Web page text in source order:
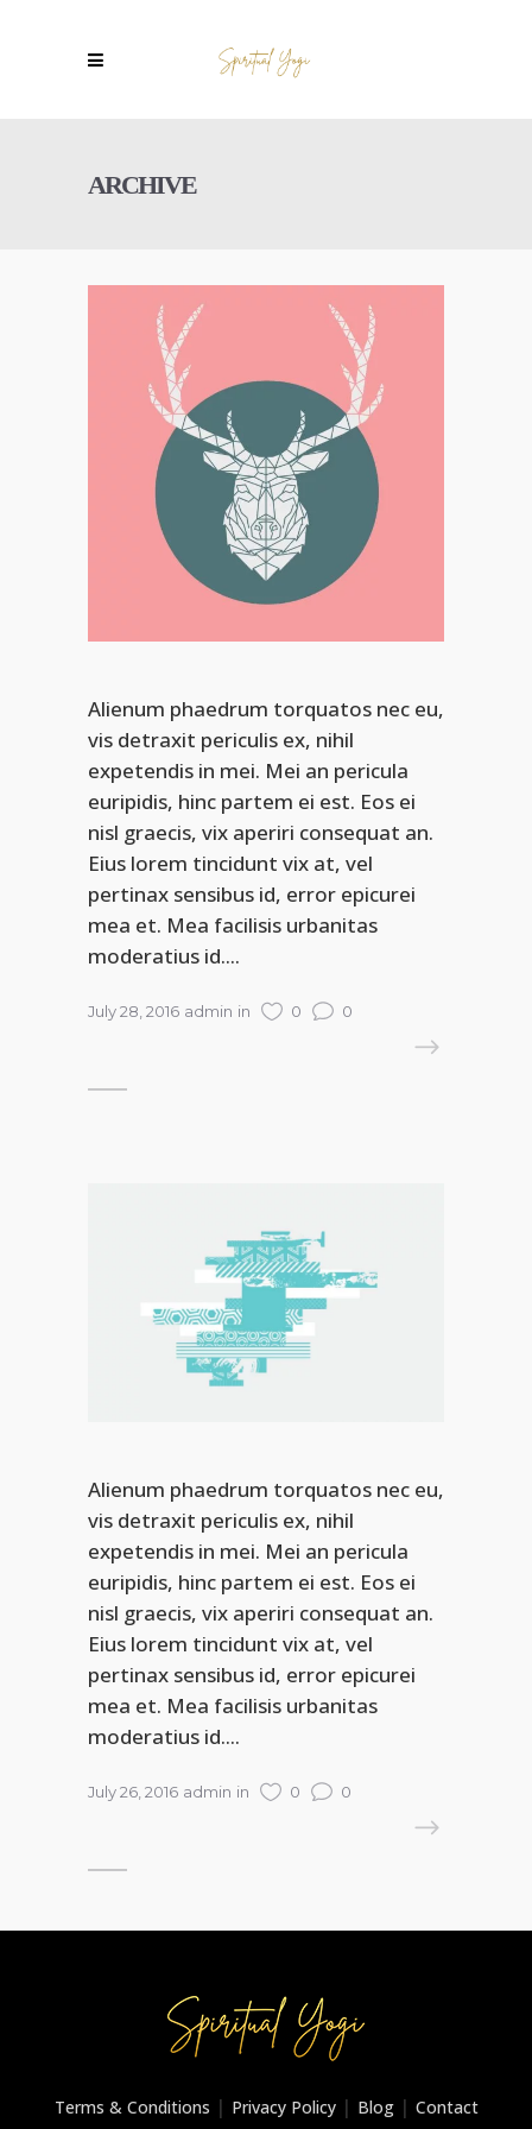
ARCHIVE
Alienum phaedrum torquatos nec eu,
vis detraxit periculis ex, nihil
expetendis in mei. Mei an pericula
euripidis, hinc partem ei est. Eos ei
nisl graecis, vix aperiri consequat an.
Eius lorem tincidunt vix at, vel
pertinax sensibus id, error epicurei
mea et. Mea facilisis urbanitas
moderatius id....
July 28, 2016 admin in 0 0
Alienum phaedrum torquatos nec eu,
vis detraxit periculis ex, nihil
expetendis in mei. Mei an pericula
euripidis, hinc partem ei est. Eos ei
nisl graecis, vix aperiri consequat an.
Eius lorem tincidunt vix at, vel
pertinax sensibus id, error epicurei
mea et. Mea facilisis urbanitas
moderatius id....
July 26, 2016 admin in 0 0
Terms & Conditions | Privacy Policy| Blog| Contact